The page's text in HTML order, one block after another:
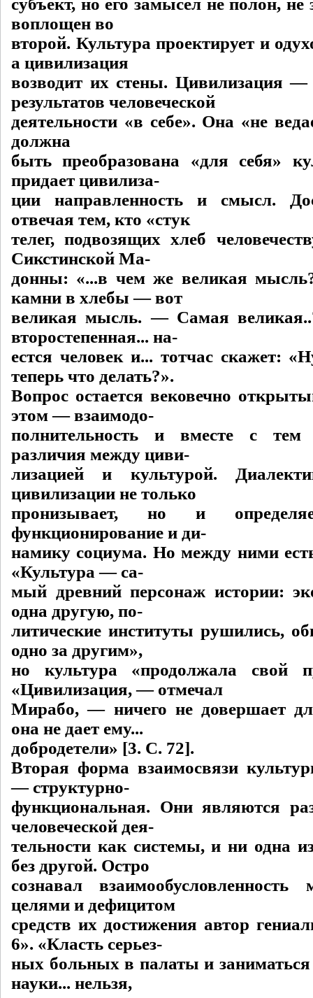
субъект, но его замысел не полон,
воплощен во
второй. Культура проектирует и
а цивилизация
возводит их стены. Цивилизация —
результатов человеческой
деятельности «в себе». Она «не
должна
быть преобразована «для себя»
придает цивилиза-
ции направленность и смысл.
отвечая тем, кто «стук
телег, подвозящих хлеб
Сикстинской Ма-
донны: «...в чем же великая
камни в хлебы — вот
великая мысль. — Самая
второстепенная... на-
естся человек и... тотчас скажет:
теперь что делать?».
Вопрос остается вековечно
этом — взаимодо-
полнительность и вместе с тем
различия между циви-
лизацией и культурой.
цивилизации не только
пронизывает, но и
функционирование и ди-
намику социума. Но между ними
«Культура — са-
мый древний персонаж истории:
одна другую, по-
литические институты рушились,
одно за другим»,
но культура «продолжала свой
«Цивилизация, — отмечал
Мирабо, — ничего не довершает
она не дает ему...
добродетели» [3. C. 72].
Вторая форма взаимосвязи
— структурно-
функциональная. Они являются
человеческой дея-
тельности как системы, и ни одна
без другой. Остро
сознавал
целями и дефицитом
средств их достижения автор
6». «Класть серьез-
ных больных в палаты и
науки... нельзя,